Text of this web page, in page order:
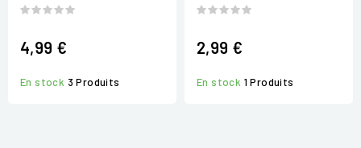
4,99 €
En stock 3 Produits
2,99 €
En stock 1 Produits